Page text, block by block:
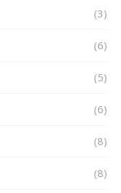
(3)
(6)
(5)
(6)
(8)
(8)